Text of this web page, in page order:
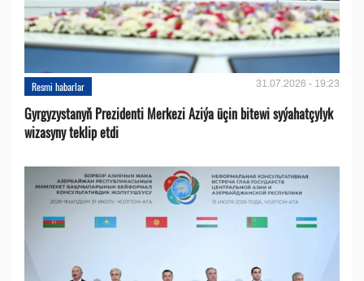
Resmi habarlar 31.07.2026 - 19:23
Gyrgyzystanyň Prezidenti Merkezi Aziýa üçin bitewi syýahatçylyk
wizasyny teklip etdi